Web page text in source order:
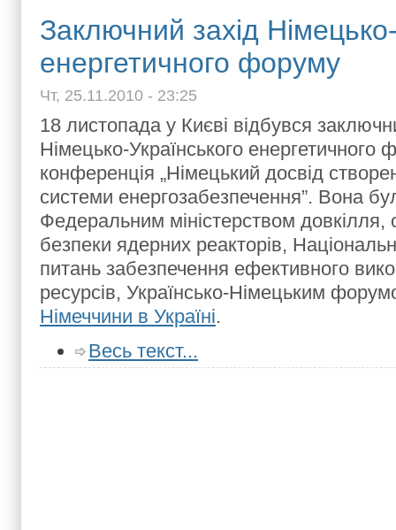
Заключний захід
енергетичного форуму
Чт, 25.11.2010 - 23:25
18 листопада у Києві відбувся
Німецько-Українського енергетичного
конференція „Німецький досвід
системи енергозабезпечення”. Вона
Федеральним міністерством довкілля,
безпеки ядерних реакторів,
питань забезпечення ефективного
ресурсів, Українсько-Німецьким
Німеччини в Україні.
Весь текст...